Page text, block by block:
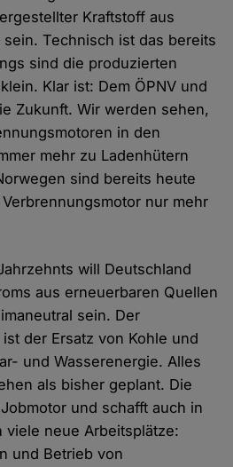
Kraftstoff aus
Technisch ist das bereits
sind die produzierten
Klar ist: Dem ÖPNV und
Zukunft. Wir werden sehen,
in den
mehr zu Ladenhütern
sind bereits heute
nur mehr
will Deutschland
aus erneuerbaren Quellen
sein. Der
der Ersatz von Kohle und
und Wasserenergie. Alles
als bisher geplant. Die
und schafft auch in
viele neue Arbeitsplätze:
und Betrieb von